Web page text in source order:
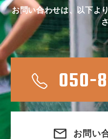
お問い合わせは、以下よ
050-
お問い